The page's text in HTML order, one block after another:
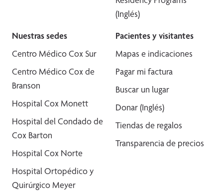
(Inglés)
Nuestras sedes
Centro Médico Cox Sur
Centro Médico Cox de
Branson
Hospital Cox Monett
Hospital del Condado de
Cox Barton
Hospital Cox Norte
Hospital Ortopédico y
Quirúrgico Meyer
Pacientes y visitantes
Mapas e indicaciones
Pagar mi factura
Buscar un lugar
Donar (Inglés)
Tiendas de regalos
Transparencia de precios